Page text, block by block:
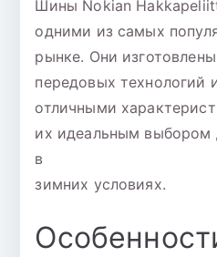
Шины Nokian
одними из самых
рынке. Они
передовых технологий
отличными
их идеальным выбором
в
зимних условиях.